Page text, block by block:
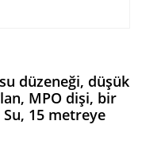
düzeneği, düşük
MPO dişi, bir
15 metreye